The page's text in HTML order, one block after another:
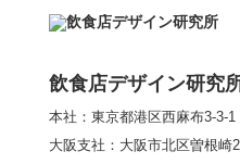
【熊の
とライ
飲食店デザイン研究
本社：東京都港区西麻布3-3-
大阪支社 ：大阪市北区曽根